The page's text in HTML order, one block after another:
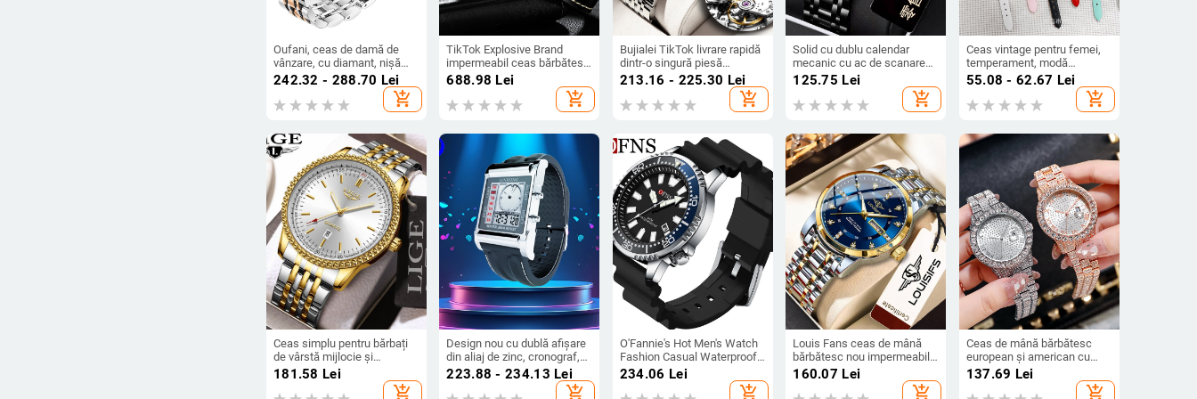
Oufani, ceas de damă de
vânzare, cu diamant, nișă
pătrată, cu calendar,
impermeabil, cu cuarț,
Dropshipping
242.32 - 288.70 Lei
add_shopping_cart
TikTok Explosive Brand
impermeabil ceas bărbătesc
Flywheel automat mecanic
piele luminos la modă
Hollow Trend autentic
688.98 Lei
add_shopping_cart
Bujialei TikTok livrare rapidă
dintr-o singură piesă
calendar luminos
impermeabil stil coreean
fals antimecanic ceas nou
213.16 - 225.30 Lei
add_shopping_cart
Solid cu dublu calendar
mecanic cu ac de scanare
ceas ceas cu cuarț
impermeabil ceas de modă
transfrontalier comerț
125.75 Lei
add_shopping_cart
Ceas vintage pentru femei,
temperament, modă
elegantă, cuarț, explozie,
temperament, tendință
55.08 - 62.67 Lei
add_shopping_cart
Ceas simplu pentru bărbați
de vârstă mijlocie și
vârstnici, curea din oțel,
cadran mare, ceas de nișă
181.58 Lei
add_shopping_cart
Design nou cu dublă afișare
din aliaj de zinc, cronograf,
ceas cu alarmă,
impermeabil, electronic,
223.88 - 234.13 Lei
add_shopping_cart
O'Fannie's Hot Men's Watch
Fashion Casual Waterproof
Quartz Watch Luminos
Single Calendar Watch în
234.06 Lei
add_shopping_cart
Louis Fans ceas de mână
bărbătesc nou impermeabil
luminos dublu calendar cuarț
coreean ceas TikTok
160.07 Lei
add_shopping_cart
Ceas de mână bărbătesc
european și american cu
diamante, la modă, cu
cadran mare, cu calendar și
137.69 Lei
add_shopping_cart